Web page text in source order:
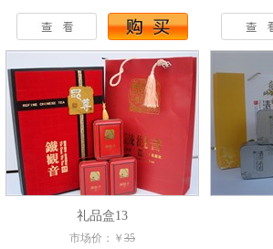
礼品盒13
市场价：￥ 35